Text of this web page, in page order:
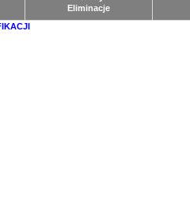
Eliminacje